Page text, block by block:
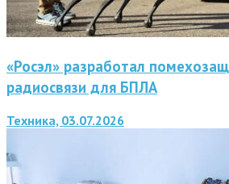
«Росэл» разработал
радиосвязи для БПЛА
Техника, 03.07.2026